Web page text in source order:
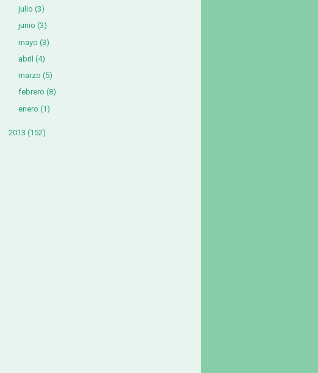
julio (3)
junio (3)
mayo (3)
abril (4)
marzo (5)
febrero (8)
enero (1)
2013 (152)